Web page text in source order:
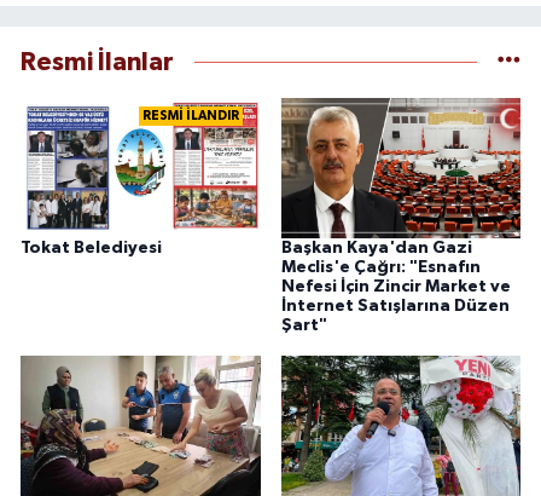
Resmi İlanlar
RESMİ İLANDIR
Tokat Belediyesi
Başkan Kaya'dan Gazi
Meclis'e Çağrı: "Esnafın
Nefesi İçin Zincir Market ve
İnternet Satışlarına Düzen
Şart"